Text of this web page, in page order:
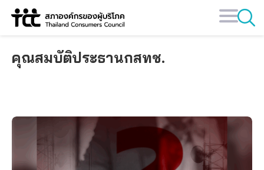
Skip
คุณสมบัติประธานกสทช.